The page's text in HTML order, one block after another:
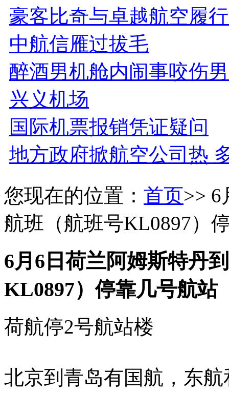
豪客比奇与卓越航空履
中航信雁过拔毛
醉酒男机舱内闹事咬伤
兴义机场
国际机票报销凭证疑问
地方政府掀航空公司热
您现在的位置： 首页>> 6
航班（航班号KL0897）
6月6日荷兰阿姆斯特丹
KL0897）停靠几号航站
荷航停2号航站楼
北京到青岛有国航，东